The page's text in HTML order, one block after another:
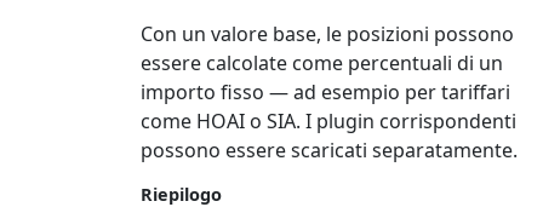
Con un valore base, le posizioni possono
essere calcolate come percentuali di un
importo fisso — ad esempio per tariffari
come HOAI o SIA. I plugin corrispondenti
possono essere scaricati separatamente.
Riepilogo